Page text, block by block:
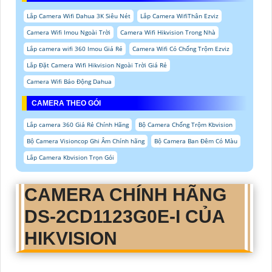
Lắp Camera Wifi Dahua 3K Siêu Nét
Lắp Camera WifiThân Ezviz
Camera Wifi Imou Ngoài Trời
Camera Wifi Hikvision Trong Nhà
Lắp camera wifi 360 Imou Giá Rẻ
Camera Wifi Có Chống Trộm Ezviz
Lắp Đặt Camera Wifi Hikvision Ngoài Trời Giá Rẻ
Camera Wifi Báo Động Dahua
CAMERA THEO GÓI
Lắp camera 360 Giá Rẻ Chính Hãng
Bộ Camera Chống Trộm Kbvision
Bộ Camera Visioncop Ghi Âm Chính hãng
Bộ Camera Ban Đêm Có Màu
Lắp Camera Kbvision Trọn Gói
CAMERA CHÍNH HÃNG
DS-2CD1123G0E-I CỦA
HIKVISION